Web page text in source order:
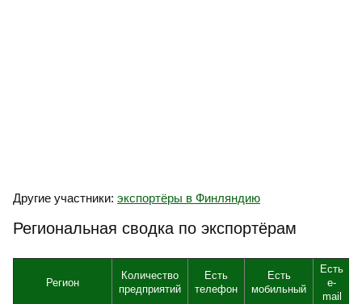
Другие участники: экспортёры в Финляндию
Региональная сводка по экспортёрам
Регион
Количество
предприятий
Есть
телефон
Есть
мобильный
Есть
e-
mail